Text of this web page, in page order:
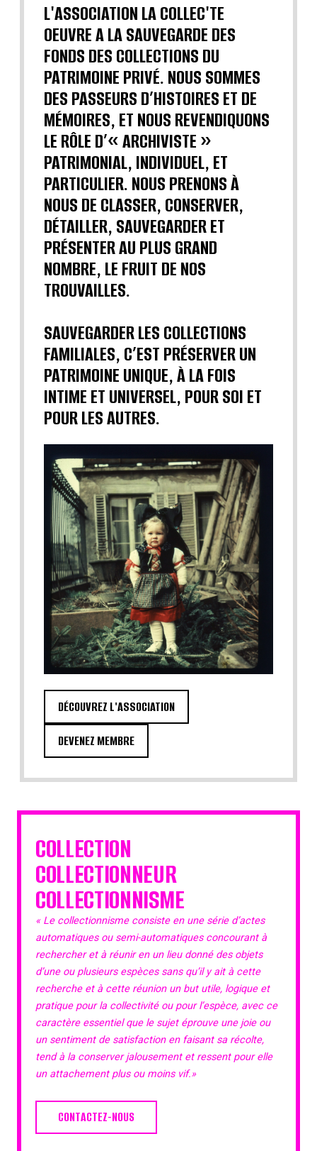
L'ASSOCIATION LA COLLEC'TE
OEUVRE A LA SAUVEGARDE DES
FONDS DES COLLECTIONS DU
PATRIMOINE PRIVÉ. NOUS SOMMES
DES PASSEURS D’HISTOIRES ET DE
MÉMOIRES, ET NOUS REVENDIQUONS
LE RÔLE D’« ARCHIVISTE »
PATRIMONIAL, INDIVIDUEL, ET
PARTICULIER. NOUS PRENONS À
NOUS DE CLASSER, CONSERVER,
DÉTAILLER, SAUVEGARDER ET
PRÉSENTER AU PLUS GRAND
NOMBRE, LE FRUIT DE NOS
TROUVAILLES.
SAUVEGARDER LES COLLECTIONS
FAMILIALES, C’EST PRÉSERVER UN
PATRIMOINE UNIQUE, À LA FOIS
INTIME ET UNIVERSEL, POUR SOI ET
POUR LES AUTRES.
DÉCOUVREZ L'ASSOCIATION
DEVENEZ MEMBRE
COLLECTION
COLLECTIONNEUR
COLLECTIONNISME
« Le collectionnisme consiste en une série d’actes
automatiques ou semi-automatiques concourant à
rechercher et à réunir en un lieu donné des objets
d’une ou plusieurs espèces sans qu’il y ait à cette
recherche et à cette réunion un but utile, logique et
pratique pour la collectivité ou pour l’espèce, avec ce
caractère essentiel que le sujet éprouve une joie ou
un sentiment de satisfaction en faisant sa récolte,
tend à la conserver jalousement et ressent pour elle
un attachement plus ou moins vif.»
CONTACTEZ-NOUS